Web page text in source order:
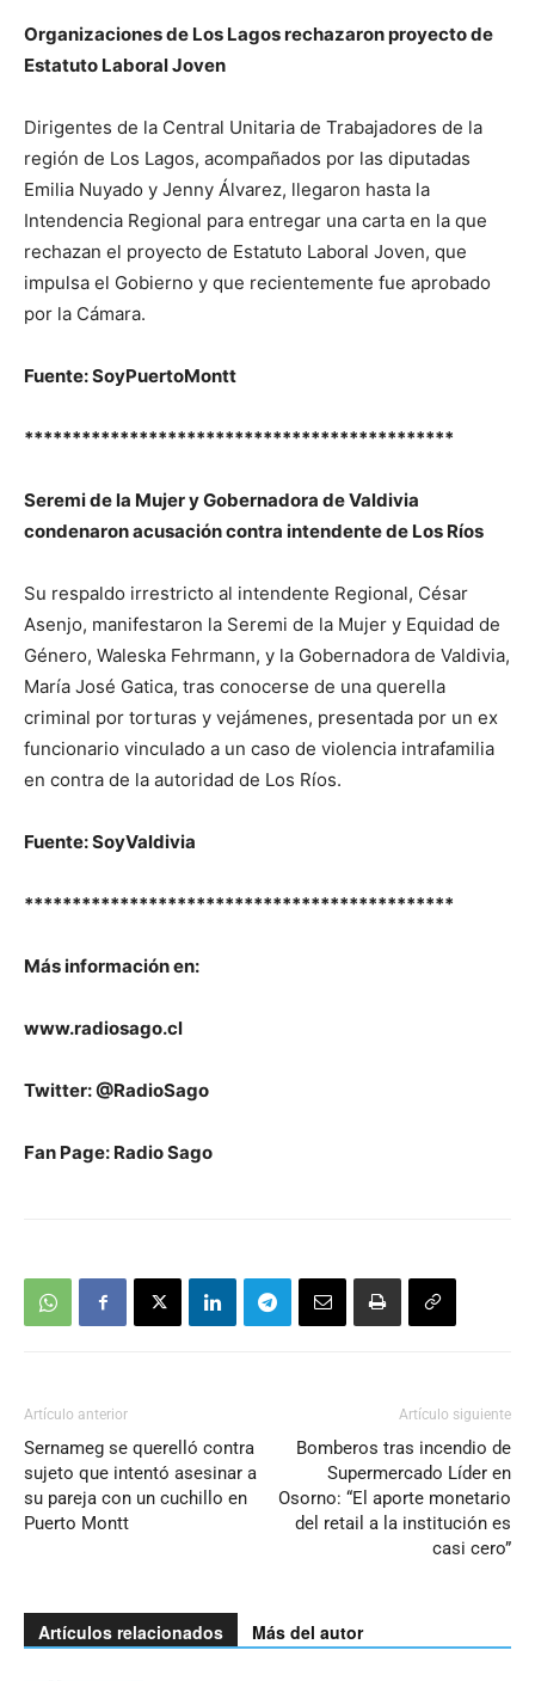
Organizaciones de Los Lagos rechazaron proyecto de
Estatuto Laboral Joven
Dirigentes de la Central Unitaria de Trabajadores de la
región de Los Lagos, acompañados por las diputadas
Emilia Nuyado y Jenny Álvarez, llegaron hasta la
Intendencia Regional para entregar una carta en la que
rechazan el proyecto de Estatuto Laboral Joven, que
impulsa el Gobierno y que recientemente fue aprobado
por la Cámara.
Fuente: SoyPuertoMontt
*********************************************
Seremi de la Mujer y Gobernadora de Valdivia
condenaron acusación contra intendente de Los Ríos
Su respaldo irrestricto al intendente Regional, César
Asenjo, manifestaron la Seremi de la Mujer y Equidad de
Género, Waleska Fehrmann, y la Gobernadora de Valdivia,
María José Gatica, tras conocerse de una querella
criminal por torturas y vejámenes, presentada por un ex
funcionario vinculado a un caso de violencia intrafamilia
en contra de la autoridad de Los Ríos.
Fuente: SoyValdivia
*********************************************
Más información en:
www.radiosago.cl
Twitter: @RadioSago
Fan Page: Radio Sago
Artículo anterior
Sernameg se querelló contra
sujeto que intentó asesinar a
su pareja con un cuchillo en
Puerto Montt
Artículo siguiente
Bomberos tras incendio de
Supermercado Líder en
Osorno: “El aporte monetario
del retail a la institución es
casi cero”
Artículos relacionados Más del autor